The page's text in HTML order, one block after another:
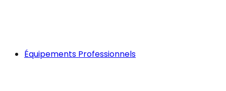
Équipements Professionnels